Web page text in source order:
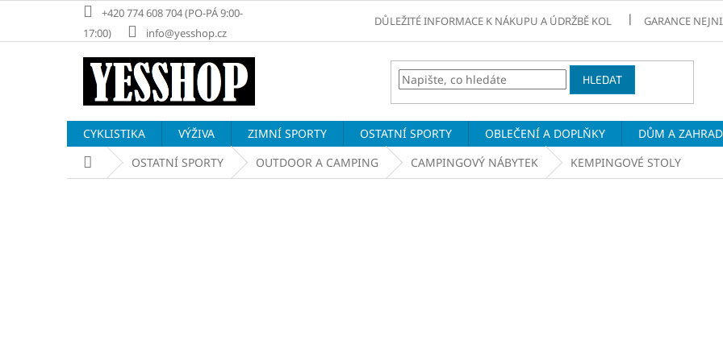
obsah
+420 774 608 704 (PO-PÁ 9:00-
17:00)
info@yesshop.cz
DŮLEŽITÉ INFORMACE K NÁKUPU A ÚDRŽBĚ KOL GARANCE
HLEDAT
CYKLISTIKA VÝŽIVA ZIMNÍ SPORTY OSTATNÍ SPORTY OBLEČENÍ A DOPLŇKY DŮM A
Domů OSTATNÍ SPORTY OUTDOOR A CAMPING CAMPINGOVÝ NÁBYTEK KEMPINGOVÉ STOLY